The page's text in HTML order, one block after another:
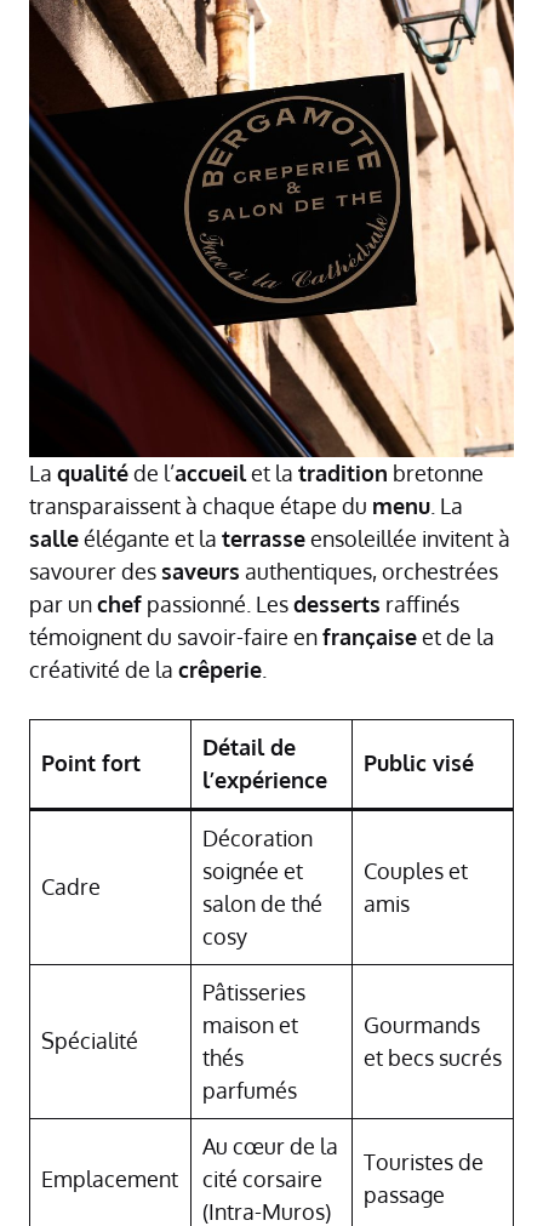
La qualitéde l’accueilet la tradition bretonne
transparaissent à chaque étape du menu . La
salleélégante et la terrasseensoleillée invitent à
savourer des saveurs authentiques, orchestrées
par unchef passionné. Lesdesserts raffinés
témoignent du savoir-faire enfrançaiseet de la
créativité de la crêperie
Point fort
Détail de
l’expérience
Public visé
Cadre
Décoration
soignée et
salon de thé
cosy
Couples et
amis
Spécialité
Pâtisseries
maison et
thés
parfumés
Gourmands
et becs sucrés
Emplacement
Au cœur de la
cité corsaire
(Intra-Muros)
Touristes de
passage